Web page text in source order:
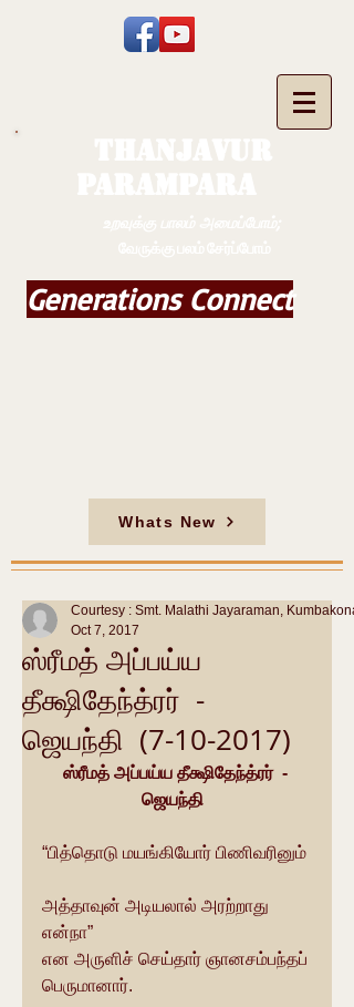
Generations Connect
Whats New
ஸ்ரீமத் அப்பய்ய
தீக்ஷிதேந்த்ரர் -
ஜெயந்தி (7-10-2017)
Courtesy : Smt. Malathi Jayaraman,
Oct 7, 2017
ஸ்ரீமத் அப்பய்ய தீக்ஷிதேந்த்ரர்  -
ஜெயந்தி
“பித்தொடு மயங்கியோர் பிணிவரினும்
அத்தாவுன் அடியலால் அரற்றாது
என்நா”
என அருளிச் செய்தார் ஞானசம்பந்தப்
பெருமானார்.